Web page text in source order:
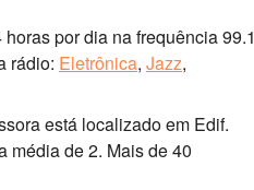
horas por dia na frequência 99.1
rádio: Eletrônica, Jazz,
está localizado em Edif.
média de 2. Mais de 40